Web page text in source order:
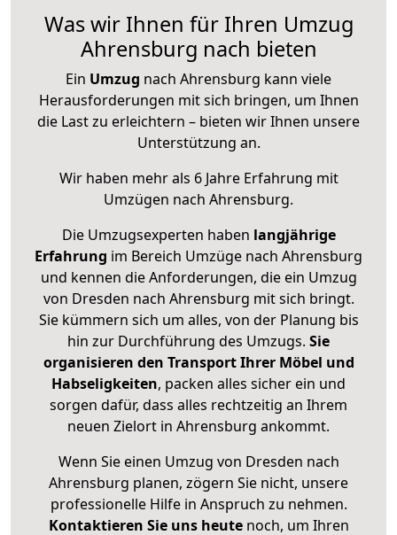
Was wir Ihnen für Ihren Umzug
Ahrensburg nach bieten
Ein Umzug nach Ahrensburg kann viele
Herausforderungen mit sich bringen, um Ihnen
die Last zu erleichtern – bieten wir Ihnen unsere
Unterstützung an.
Wir haben mehr als 6 Jahre Erfahrung mit
Umzügen nach Ahrensburg.
Die Umzugsexperten haben langjährige
Erfahrung im Bereich Umzüge nach Ahrensburg
und kennen die Anforderungen, die ein Umzug
von Dresden nach Ahrensburg mit sich bringt.
Sie kümmern sich um alles, von der Planung bis
hin zur Durchführung des Umzugs. Sie
organisieren den Transport Ihrer Möbel und
Habseligkeiten, packen alles sicher ein und
sorgen dafür, dass alles rechtzeitig an Ihrem
neuen Zielort in Ahrensburg ankommt.
Wenn Sie einen Umzug von Dresden nach
Ahrensburg planen, zögern Sie nicht, unsere
professionelle Hilfe in Anspruch zu nehmen.
Kontaktieren Sie uns heutenoch, um Ihren